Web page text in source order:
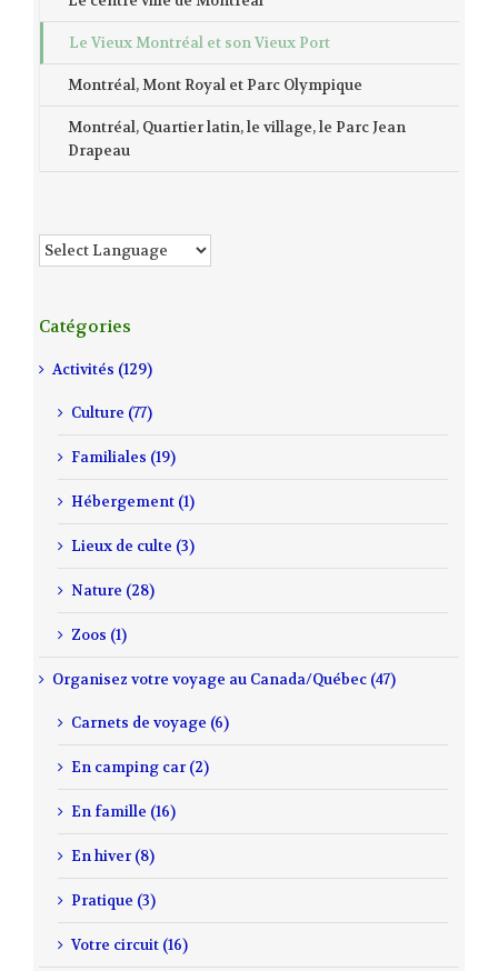
Le Vieux Montréal et son Vieux Port
Montréal, Mont Royal et Parc Olympique
Montréal, Quartier latin, le village, le Parc Jean
Drapeau
Catégories
Activités (129)
Culture (77)
Familiales (19)
Hébergement (1)
Lieux de culte (3)
Nature (28)
Zoos (1)
Organisez votre voyage au Canada/Québec (47)
Carnets de voyage (6)
En camping car (2)
En famille (16)
En hiver (8)
Pratique (3)
Votre circuit (16)